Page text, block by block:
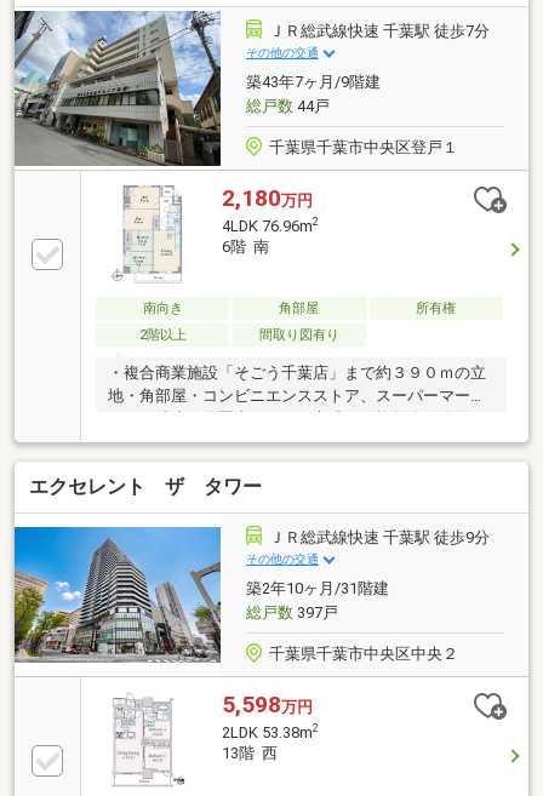
(2026年7月上旬完成予定)ＪＲ総武線快速 千葉駅 徒歩7分
その他の交通
築43年7ヶ月/9階建
総戸数44戸
千葉県千葉市中央区登戸１
2,180万円
4LDK 76.96m2
6階 南
南向き 角部屋
所有権
2階以上
間取り図有り
・複合商業施設「そごう千葉店」まで約３９０ｍの立
地・角部屋・コンビニエンスストア、スーパーマーケ
ットが徒歩５分圏内・ＪＲや京成など複数路線使用可
能・「ペリエ千葉（千葉駅直結）」「そごう千葉店」
等、多様な商業施設が集まる「千葉」駅周辺が生活圏
内・南向きバルコニーに面したダイニングキッチン・
２面採光の和室（約６畳）
エクセレント ザ タワー
ＪＲ総武線快速 千葉駅 徒歩9分
その他の交通
築2年10ヶ月/31階建
総戸数397戸
千葉県千葉市中央区中央２
5,598万円
2LDK 53.38m2
13階 西